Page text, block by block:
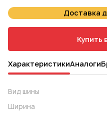
Доставка
Купить
ХарактеристикиАналоги
Вид шины
Ширина